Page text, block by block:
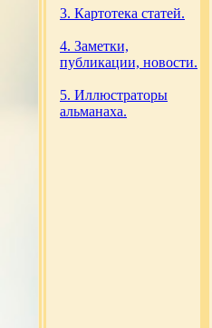
3. Картотека статей.
4. Заметки,
публикации, новости.
5. Иллюстраторы
альманаха.